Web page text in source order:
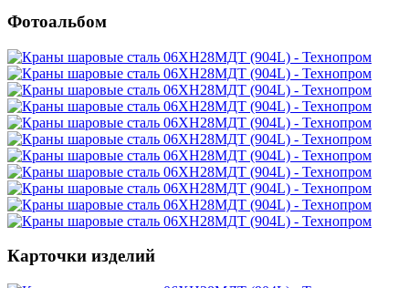
Фотоальбом
Карточки изделий